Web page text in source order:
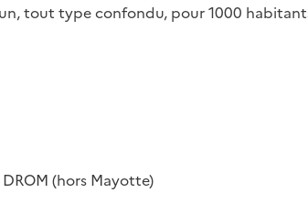
tout type confondu, pour 1000
(hors Mayotte)